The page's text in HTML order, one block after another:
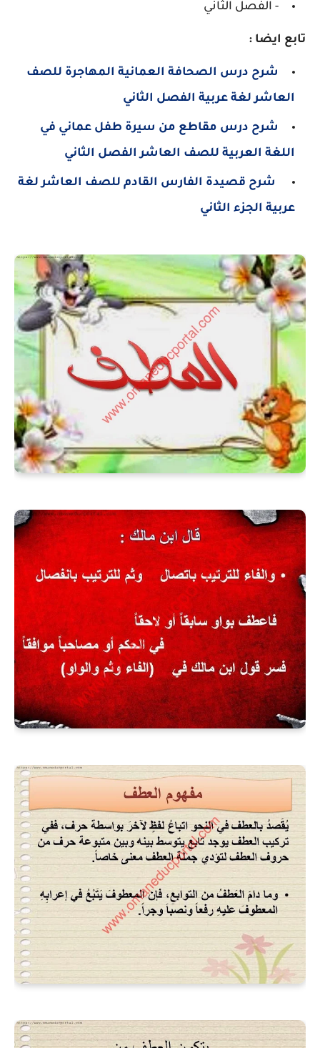
- الفصل الثاني
تابع ايضا :
شرح درس الصحافة العمانية المهاجرة للصف
العاشر لغة عربية الفصل الثاني
شرح درس مقاطع من سيرة طفل عماني في
اللغة العربية للصف العاشر الفصل الثاني
شرح قصيدة الفارس القادم للصف العاشر لغة
عربية الجزء الثاني